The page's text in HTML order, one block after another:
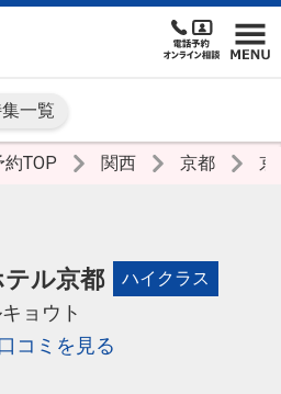
一覧
TOP 関西 京都 京
ル京都 ハイクラス
ョウト
口コミを見る